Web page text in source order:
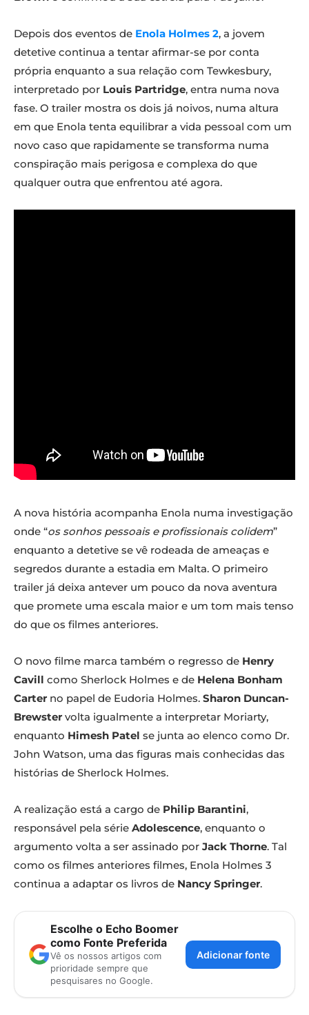
Depois dos eventos de Enola Holmes 2, a jovem
detetive continua a tentar afirmar-se por conta
própria enquanto a sua relação com Tewkesbury,
interpretado por Louis Partridge, entra numa nova
fase. O trailer mostra os dois já noivos, numa altura
em que Enola tenta equilibrar a vida pessoal com um
novo caso que rapidamente se transforma numa
conspiração mais perigosa e complexa do que
qualquer outra que enfrentou até agora.
A nova história acompanha Enola numa investigação
onde “os sonhos pessoais e profissionais colidem”
enquanto a detetive se vê rodeada de ameaças e
segredos durante a estadia em Malta. O primeiro
trailer já deixa antever um pouco da nova aventura
que promete uma escala maior e um tom mais tenso
do que os filmes anteriores.
O novo filme marca também o regresso de Henry
Cavill como Sherlock Holmes e de Helena Bonham
Carter no papel de Eudoria Holmes. Sharon Duncan-
Brewster volta igualmente a interpretar Moriarty,
enquanto Himesh Patel se junta ao elenco como Dr.
John Watson, uma das figuras mais conhecidas das
histórias de Sherlock Holmes.
A realização está a cargo de Philip Barantini,
responsável pela série Adolescence, enquanto o
argumento volta a ser assinado por Jack Thorne. Tal
como os filmes anteriores filmes, Enola Holmes 3
continua a adaptar os livros de Nancy Springer.
Escolhe o Echo Boomer
como Fonte Preferida
Vê os nossos artigos com
prioridade sempre que
pesquisares no Google.
Adicionar fonte